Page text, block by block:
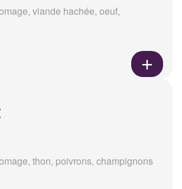
viande hachée, oeuf,
thon, poivrons, champignons